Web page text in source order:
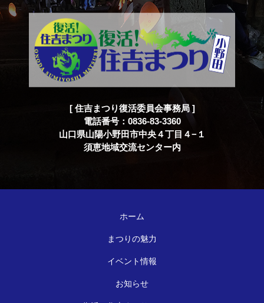
[ 住吉まつり復活委員会事務局 ]
電話番号：0836-83-3360
山口県山陽小野田市中央４丁目４−１
須恵地域交流センター内
ホーム
まつりの魅力
イベント情報
お知らせ